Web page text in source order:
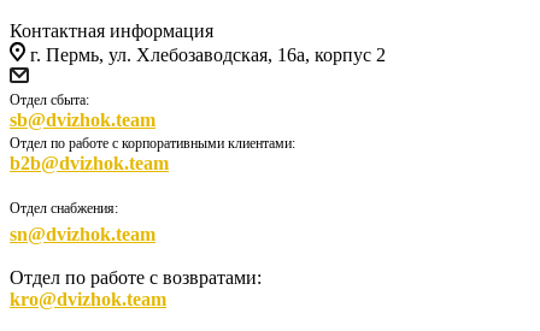
Контактная информация
г. Пермь, ул. Хлебозаводская, 16а, корпус 2
Отдел сбыта:
sb@dvizhok.team
Отдел по работе с корпоративными клиентами:
b2b@dvizhok.team
Отдел снабжения:
sn@dvizhok.team
Отдел по работе с возвратами:
kro@dvizhok.team